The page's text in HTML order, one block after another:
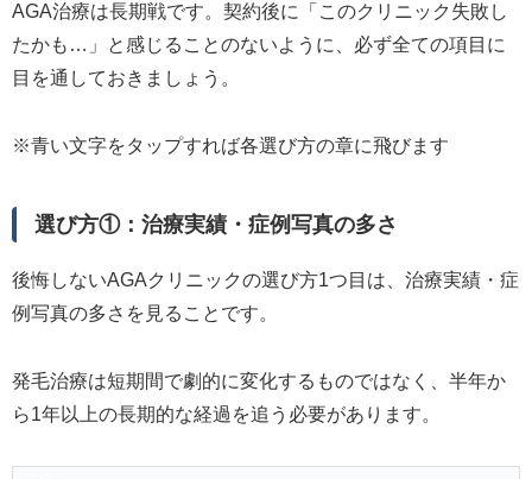
AGA治療は長期戦です。契約後に「このクリニック失敗し
たかも…」と感じることのないように、必ず全ての項目に
目を通しておきましょう。
※青い文字をタップすれば各選び方の章に飛びます
選び方①：治療実績・症例写真の多さ
後悔しないAGAクリニックの選び方1つ目は、治療実績・症
例写真の多さを見ることです。
発毛治療は短期間で劇的に変化するものではなく、半年か
ら1年以上の長期的な経過を追う必要があります。